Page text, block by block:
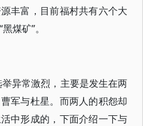
丰富，目前福村共有六个大
煤矿”。
异常激烈，主要是发生在两
军与杜星。而两人的积怨却
中形成的，下面介绍一下与